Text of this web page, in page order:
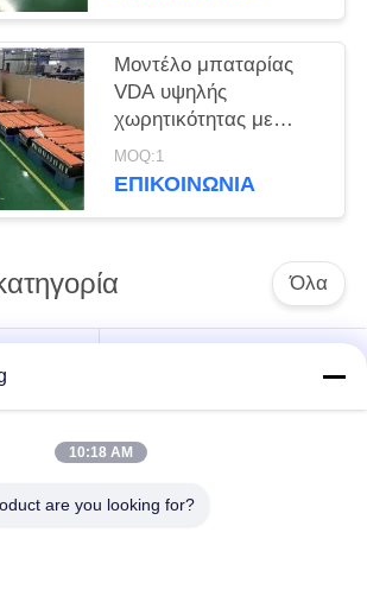
Μοντέλο μπαταρίας
VDA υψηλής
χωρητικότητας με
εξαρτήματα μπαταρίας
για ηλεκτρικά οχήματα
MOQ:1
ΕΠΙΚΟΙΝΩΝΊΑ
Όλα
αποθήκευσης
Μπαταρία NMC
10:18 AM
are you looking for?